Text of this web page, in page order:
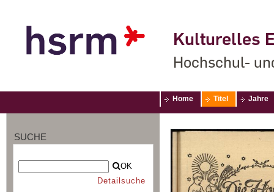
Kulturelles
Hochschul-
Home Titel Jahre
SUCHE
OK
Detailsuche